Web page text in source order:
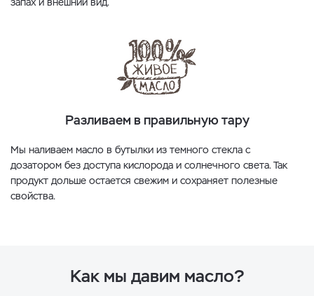
Разливаем в правильную тару
Мы наливаем масло в бутылки из темного стекла с
дозатором без доступа кислорода и солнечного света. Так
продукт дольше остается свежим и сохраняет полезные
свойства.
Как мы давим масло?